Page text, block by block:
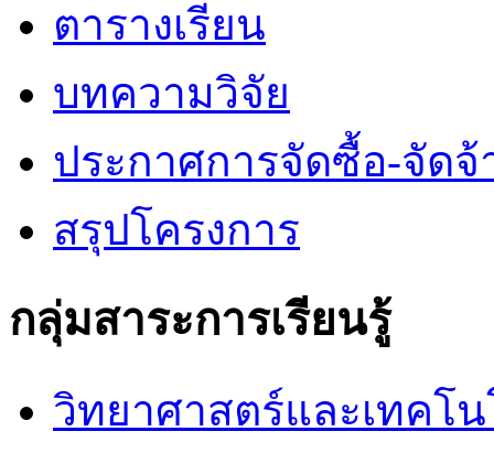
ตารางเรียน
บทความวิจัย
ประกาศการจัดซื้อ-จัดจ้
สรุปโครงการ
กลุ่มสาระการเรียนรู้
วิทยาศาสตร์และเทคโ